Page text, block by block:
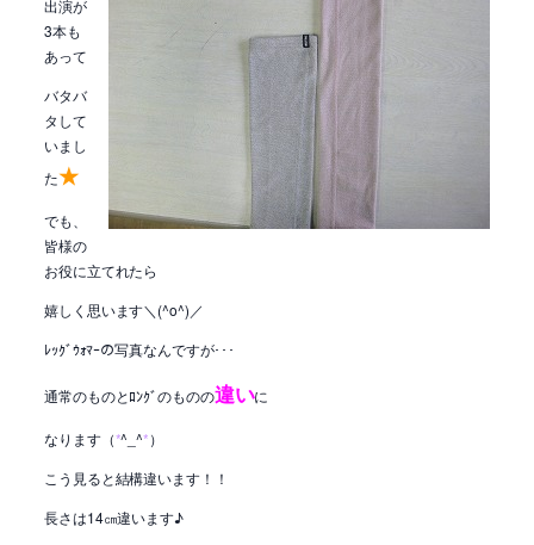
出演が
3本も
あって
バタバ
タして
いまし
た★
でも、
皆様の
お役に立てれたら
嬉しく思います＼(^o^)／
ﾚｯｸﾞｳｫﾏｰの写真なんですが･･･
通常のものとﾛﾝｸﾞのものの違いに
なります（*^_^*）
こう見ると結構違います！！
長さは14㎝違います♪